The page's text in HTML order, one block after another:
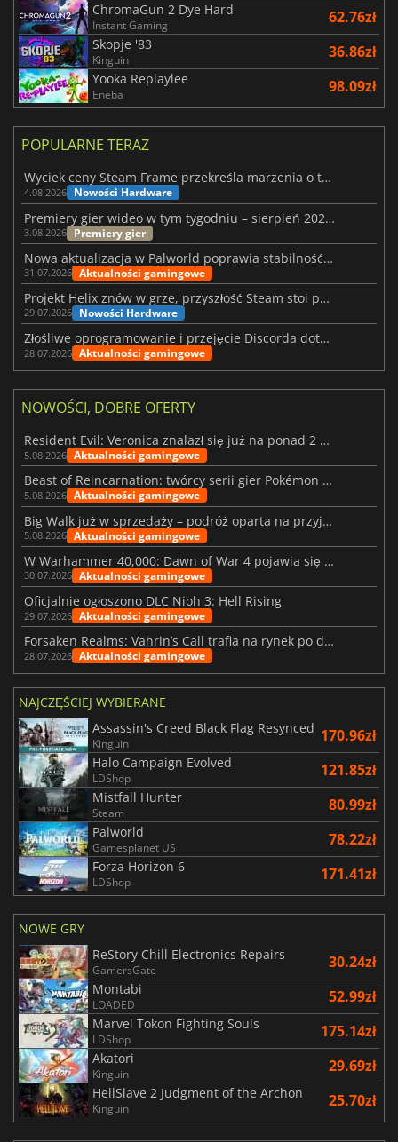
ChromaGun 2 Dye Hard
Instant Gaming 62.76zł
Skopje '83
Kinguin 36.86zł
Yooka Replaylee
Eneba 98.09zł
POPULARNE TERAZ
Wyciek ceny Steam Frame przekreśla marzenia o tanim zestawie VR
4.08.2026 Nowości Hardware
Premiery gier wideo w tym tygodniu – sierpień 2026 r. (32. tydzień)
3.08.2026 Premiery gier
Nowa aktualizacja w Palworld poprawia stabilność Sunreach i walk z bossami
31.07.2026 Aktualności gamingowe
Projekt Helix znów w grze, przyszłość Steam stoi pod znakiem zapytania
29.07.2026 Nowości Hardware
Złośliwe oprogramowanie i przejęcie Discorda dotknęły Meccha Chameleon
28.07.2026 Aktualności gamingowe
NOWOŚCI, DOBRE OFERTY
Resident Evil: Veronica znalazł się już na ponad 2 milionach list życzeń
5.08.2026 Aktualności gamingowe
Beast of Reincarnation: twórcy serii gier Pokémon wkraczają na nową ścieżkę
5.08.2026 Aktualności gamingowe
Big Walk już w sprzedaży – podróż oparta na przyjaźni
5.08.2026 Aktualności gamingowe
W Warhammer 40,000: Dawn of War 4 pojawia się frakcja Nekronów
30.07.2026 Aktualności gamingowe
Oficjalnie ogłoszono DLC Nioh 3: Hell Rising
29.07.2026 Aktualności gamingowe
Forsaken Realms: Vahrin’s Call trafia na rynek po dziesięciu latach prac
28.07.2026 Aktualności gamingowe
NAJCZĘŚCIEJ WYBIERANE
Assassin's Creed Black Flag Resynced
Kinguin 170.96zł
Halo Campaign Evolved
LDShop 121.85zł
Mistfall Hunter
Steam 80.99zł
Palworld
Gamesplanet US 78.22zł
Forza Horizon 6
LDShop 171.41zł
NOWE GRY
ReStory Chill Electronics Repairs
GamersGate 30.24zł
Montabi
LOADED 52.99zł
Marvel Tokon Fighting Souls
LDShop 175.14zł
Akatori
Kinguin 29.69zł
HellSlave 2 Judgment of the Archon
Kinguin 25.70zł